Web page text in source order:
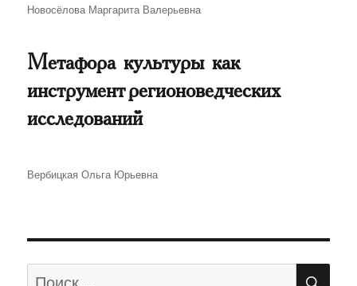
Автор
Новосёлова Маргарита Валерьевна
Метафора культуры как
инструмент регионоведческих
исследований
Автор
Вербицкая Ольга Юрьевна